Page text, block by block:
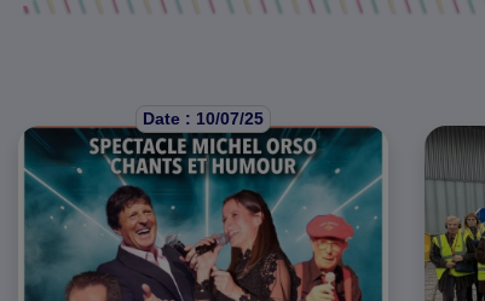
Date : 10/07/25